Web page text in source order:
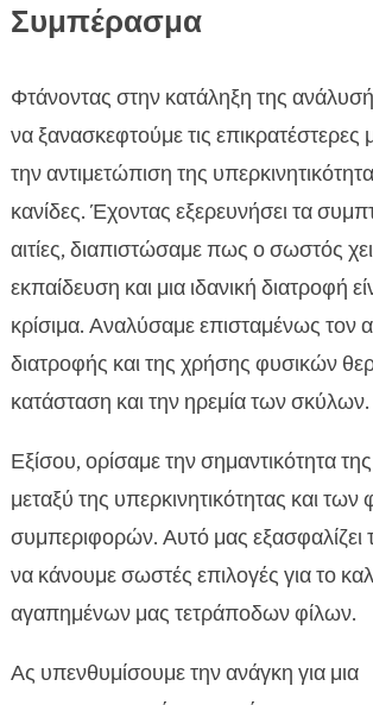
Συμπέρασμα
Φτάνοντας στην κατάληξη της
να ξανασκεφτούμε τις επικρατέστερες
την αντιμετώπιση της
κανίδες. Έχοντας εξερευνήσει τα
αιτίες, διαπιστώσαμε πως ο σωστός
εκπαίδευση και μια ιδανική διατροφή
κρίσιμα. Αναλύσαμε επισταμένως τον
διατροφής και της χρήσης φυσικών
κατάσταση και την ηρεμία των σκύλων.
Εξίσου, ορίσαμε την σημαντικότητα
μεταξύ της υπερκινητικότητας και
συμπεριφορών. Αυτό μας εξασφαλίζει
να κάνουμε σωστές επιλογές για το
αγαπημένων μας τετράποδων φίλων.
Ας υπενθυμίσουμε την ανάγκη για μια